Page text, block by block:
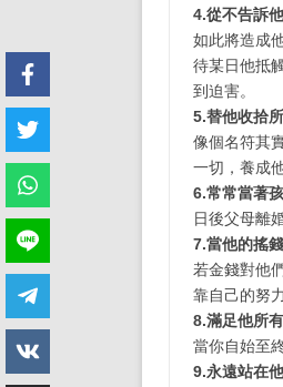
4.從不告訴
如此將造成
待某日他抵
到迫害。
5.替他收拾
像個名符其
一切，養成
6.常常當著
日後父母離
7.當他的搖
若金錢對他
靠自己的努
8.滿足他所
當你自始至
9.永遠站在